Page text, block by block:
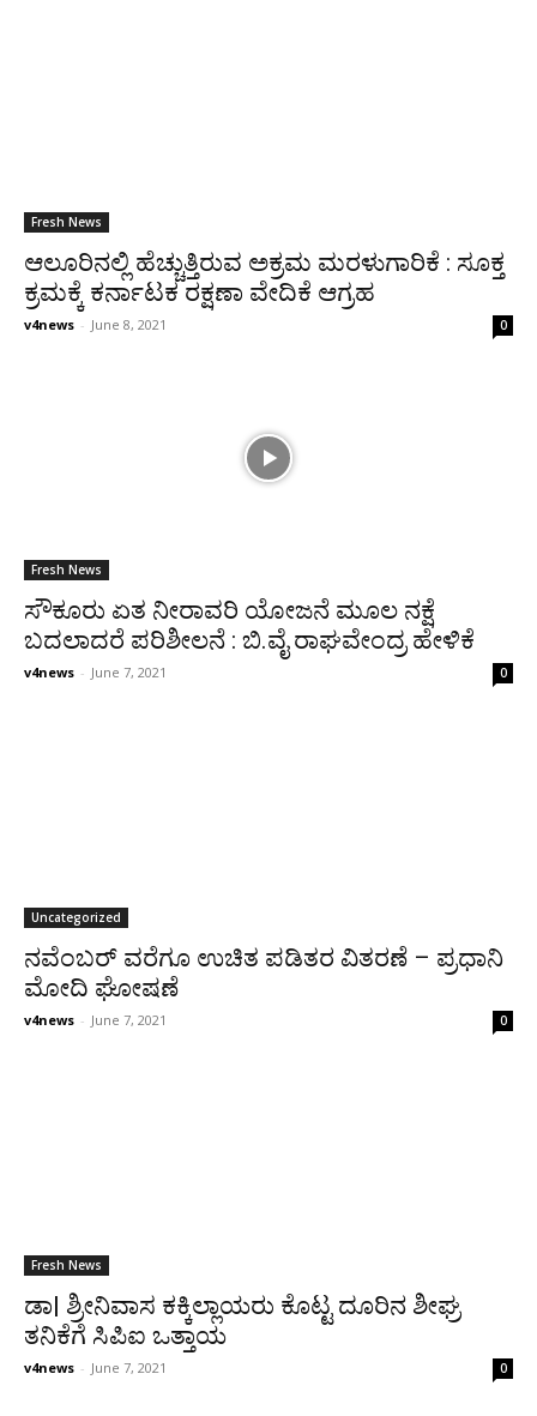
Fresh News
ಆಲೂರಿನಲ್ಲಿ ಹೆಚ್ಚುತ್ತಿರುವ ಅಕ್ರಮ ಮರಳುಗಾರಿಕೆ : ಸೂಕ್ತ
ಕ್ರಮಕ್ಕೆ ಕರ್ನಾಟಕ ರಕ್ಷಣಾ ವೇದಿಕೆ ಆಗ್ರಹ
v4news - June 8, 2021 0
Fresh News
ಸೌಕೂರು ಏತ ನೀರಾವರಿ ಯೋಜನೆ ಮೂಲ ನಕ್ಷೆ
ಬದಲಾದರೆ ಪರಿಶೀಲನೆ : ಬಿ.ವೈ ರಾಘವೇಂದ್ರ ಹೇಳಿಕೆ
v4news - June 7, 2021 0
Uncategorized
ನವೆಂಬರ್ ವರೆಗೂ ಉಚಿತ ಪಡಿತರ ವಿತರಣೆ – ಪ್ರಧಾನಿ
ಮೋದಿ ಘೋಷಣೆ
v4news - June 7, 2021 0
Fresh News
ಡಾ| ಶ್ರೀನಿವಾಸ ಕಕ್ಕಿಲ್ಲಾಯರು ಕೊಟ್ಟ ದೂರಿನ ಶೀಘ್ರ
ತನಿಕೆಗೆ ಸಿಪಿಐ ಒತ್ತಾಯ
v4news - June 7, 2021 0